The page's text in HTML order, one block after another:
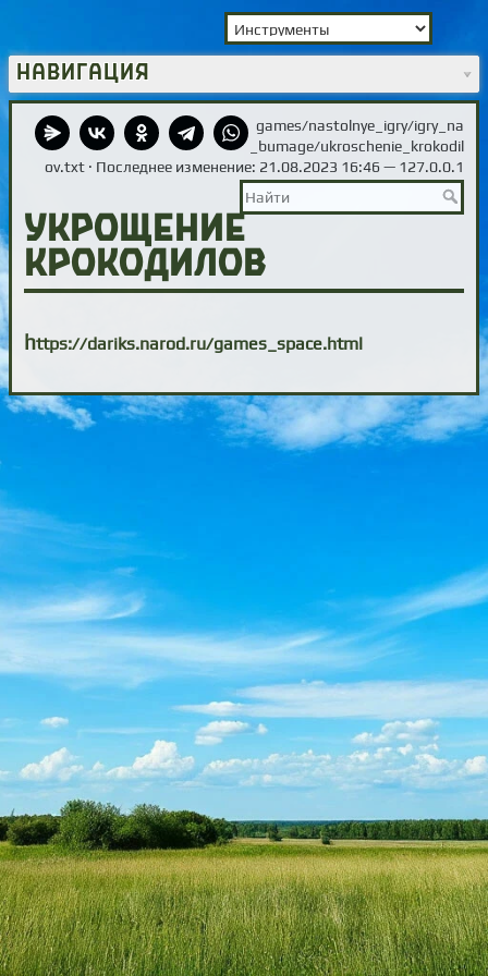
Навигация
games/nastolnye_igry/igry_na
_bumage/ukroschenie_krokodil
ov.txt· Последнее изменение: 21.08.2023 16:46 — 127.0.0.1
Укрощение
крокодилов
https://dariks.narod.ru/games_space.html